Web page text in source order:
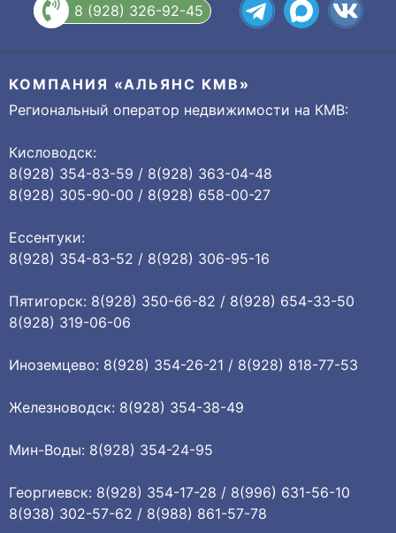
8 (928) 326-92-45
КОМПАНИЯ «АЛЬЯНС КМВ»
Региональный оператор недвижимости на КМВ:
Кисловодск:
8(928) 354-83-59 / 8(928) 363-04-48
8(928) 305-90-00 / 8(928) 658-00-27
Ессентуки:
8(928) 354-83-52 / 8(928) 306-95-16
Пятигорск: 8(928) 350-66-82 / 8(928) 654-33-50
8(928) 319-06-06
Иноземцево: 8(928) 354-26-21 / 8(928) 818-77-53
Железноводск: 8(928) 354-38-49
Мин-Воды: 8(928) 354-24-95
Георгиевск: 8(928) 354-17-28 / 8(996) 631-56-10
8(938) 302-57-62 / 8(988) 861-57-78